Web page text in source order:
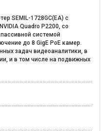
SEMIL-1728GC(EA) с
Quadro P2200, со
системой
до 8 GigE PoE камер.
задач видеоаналитики, в
и в том числе на подвижных